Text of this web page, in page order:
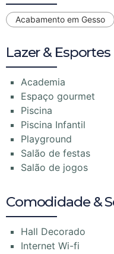
Acabamento em Gesso
Lazer & Esportes
Academia
Espaço gourmet
Piscina
Piscina Infantil
Playground
Salão de festas
Salão de jogos
Comodidade &
Hall Decorado
Internet Wi-fi